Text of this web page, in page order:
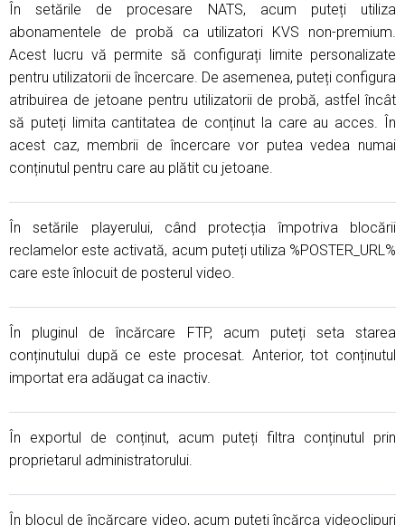
În setările de procesare NATS, acum puteți utiliza
abonamentele de probă ca utilizatori KVS non-premium.
Acest lucru vă permite să configurați limite personalizate
pentru utilizatorii de încercare. De asemenea, puteți configura
atribuirea de jetoane pentru utilizatorii de probă, astfel încât
să puteți limita cantitatea de conținut la care au acces. În
acest caz, membrii de încercare vor putea vedea numai
conținutul pentru care au plătit cu jetoane.
În setările playerului, când protecția împotriva blocării
reclamelor este activată, acum puteți utiliza %POSTER_URL%
care este înlocuit de posterul video.
În pluginul de încărcare FTP, acum puteți seta starea
conținutului după ce este procesat. Anterior, tot conținutul
importat era adăugat ca inactiv.
În exportul de conținut, acum puteți filtra conținutul prin
proprietarul administratorului.
În blocul de încărcare video, acum puteți încărca videoclipuri